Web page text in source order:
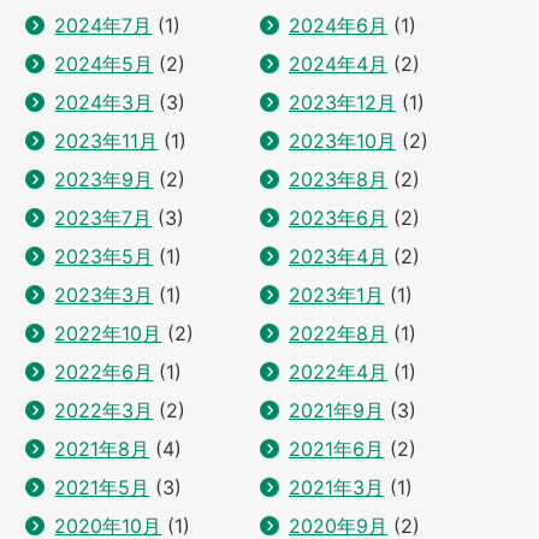
2024年7月 (1) 2024年6月 (1)
2024年5月 (2) 2024年4月 (2)
2024年3月 (3) 2023年12月 (1)
2023年11月 (1) 2023年10月 (2)
2023年9月 (2) 2023年8月 (2)
2023年7月 (3) 2023年6月 (2)
2023年5月 (1) 2023年4月 (2)
2023年3月 (1) 2023年1月 (1)
2022年10月 (2) 2022年8月 (1)
2022年6月 (1) 2022年4月 (1)
2022年3月 (2) 2021年9月 (3)
2021年8月 (4) 2021年6月 (2)
2021年5月 (3) 2021年3月 (1)
2020年10月 (1) 2020年9月 (2)